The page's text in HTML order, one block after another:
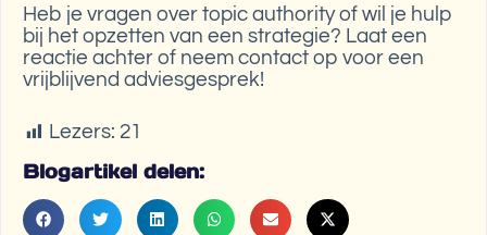
Heb je vragen over topic authority of wil je hulp
bij het opzetten van een strategie? Laat een
reactie achter of neem contact op voor een
vrijblijvend adviesgesprek!
Lezers: 21
Blogartikel delen: